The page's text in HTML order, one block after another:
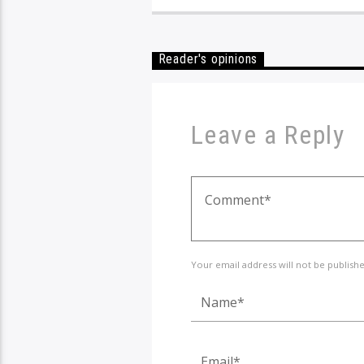
Reader's opinions
Leave a Reply
Your email address will not be